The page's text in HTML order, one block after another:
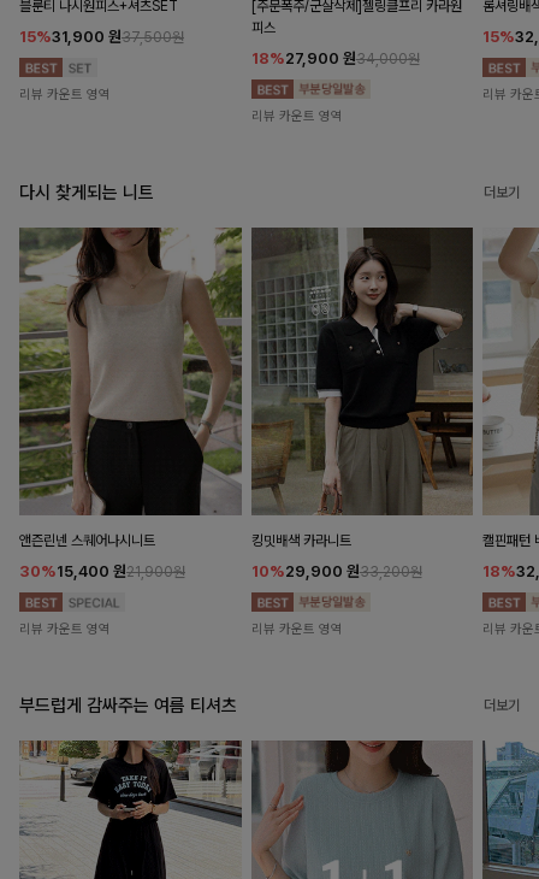
블룬티 나시원피스+셔츠SET
15%31,900 원37,500원
리뷰 카운트 영역
[주문폭주/군살삭제]젤링클프리 카라원
피스
18%27,900 원34,000원
리뷰 카운트 영역
롬셔링배
15%
리뷰 카운
다시 찾게되는 니트 더보기
앤즌린넨 스퀘어나시니트
30%15,400 원21,900원
리뷰 카운트 영역
킹밋배색 카라니트
10%29,900 원33,200원
리뷰 카운트 영역
캘핀패턴
18%
리뷰 카운
부드럽게 감싸주는 여름 티셔츠 더보기